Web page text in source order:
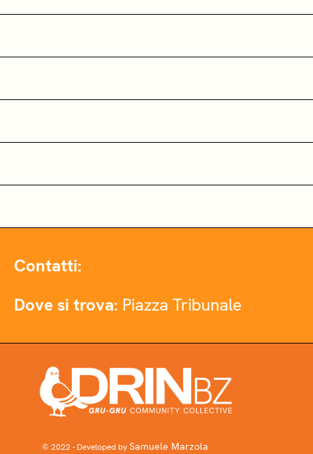
Contatti:
Dove si trova: Piazza Tribunale
© 2022 - Developed bySamuele Marzola